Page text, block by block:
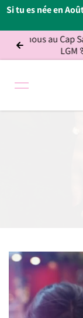
Si tu es née en
Passer au contenu
Sacré Coeur en
🌸